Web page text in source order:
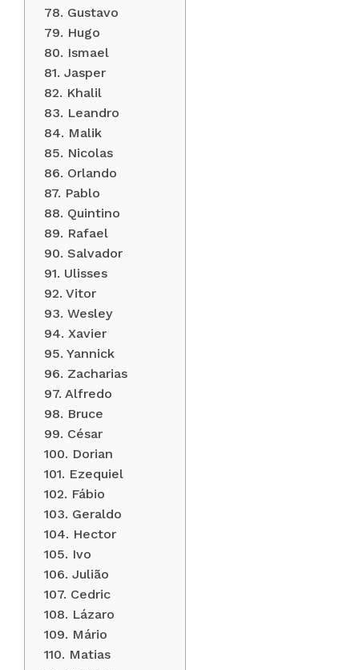
78. Gustavo
79. Hugo
80. Ismael
81. Jasper
82. Khalil
83. Leandro
84. Malik
85. Nicolas
86. Orlando
87. Pablo
88. Quintino
89. Rafael
90. Salvador
91. Ulisses
92. Vitor
93. Wesley
94. Xavier
95. Yannick
96. Zacharias
97. Alfredo
98. Bruce
99. César
100. Dorian
101. Ezequiel
102. Fábio
103. Geraldo
104. Hector
105. Ivo
106. Julião
107. Cedric
108. Lázaro
109. Mário
110. Matias